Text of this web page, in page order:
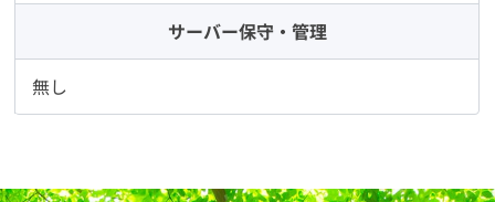
サーバー保守・管理
無し